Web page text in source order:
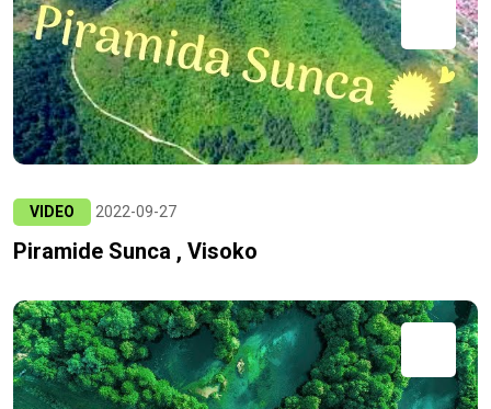
VIDEO 2022-09-27
Piramide Sunca , Visoko